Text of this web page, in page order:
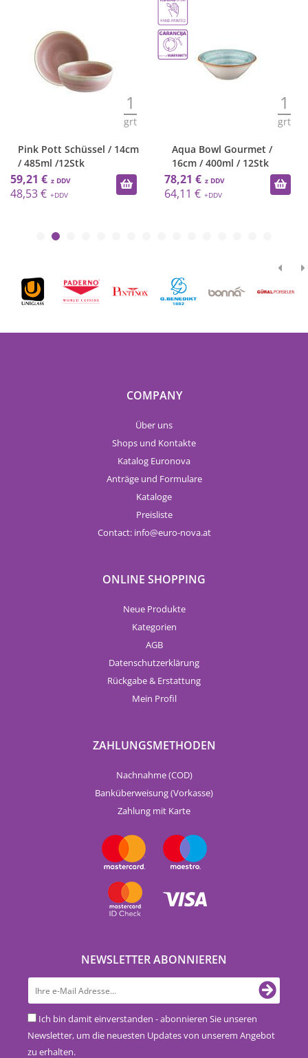
1
grt
Pink Pott Schüssel / 14cm
/ 485ml /12Stk
59,21 €
48,53 €
1
grt
Aqua Bowl Gourmet /
16cm / 400ml / 12Stk
78,21 €
64,11 €
COMPANY
Über uns
Shops und Kontakte
Katalog Euronova
Anträge und Formulare
Kataloge
Preisliste
Contact: info euro-nova.at
ONLINE SHOPPING
Neue Produkte
Kategorien
AGB
Datenschutzerklärung
Rückgabe & Erstattung
Mein Profil
ZAHLUNGSMETHODEN
Nachnahme (COD)
Banküberweisung (Vorkasse)
Zahlung mit Karte
NEWSLETTER ABONNIEREN
Ich bin damit einverstanden - abonnieren Sie unseren
Newsletter, um die neuesten Updates von unserem Angebot
zu erhalten.